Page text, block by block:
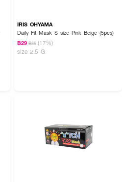
IRIS OHYAMA
Daily Fit Mask S size Pink Beige (5pcs)
฿29 ฿35 (17%)
size 2.5 G